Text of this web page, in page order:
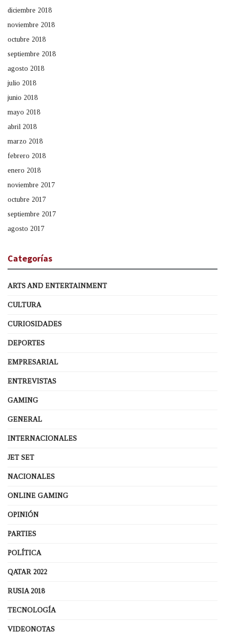
diciembre 2018
noviembre 2018
octubre 2018
septiembre 2018
agosto 2018
julio 2018
junio 2018
mayo 2018
abril 2018
marzo 2018
febrero 2018
enero 2018
noviembre 2017
octubre 2017
septiembre 2017
agosto 2017
Categorías
ARTS AND ENTERTAINMENT
CULTURA
CURIOSIDADES
DEPORTES
EMPRESARIAL
ENTREVISTAS
GAMING
GENERAL
INTERNACIONALES
JET SET
NACIONALES
ONLINE GAMING
OPINIÓN
PARTIES
POLÍTICA
QATAR 2022
RUSIA 2018
TECNOLOGÍA
VIDEONOTAS